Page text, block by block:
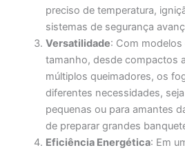
preciso de temperatura,
sistemas de segurança
Versatilidade: Com modelos
tamanho, desde compactos
múltiplos queimadores, os
diferentes necessidades,
pequenas ou para amantes
de preparar grandes
Eficiência Energética: Em